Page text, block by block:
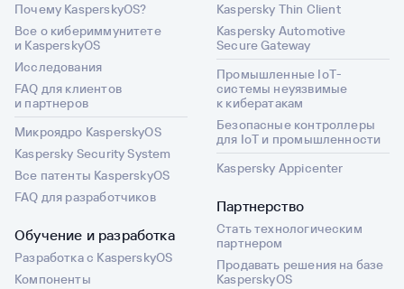
Почему KasperskyOS?
Все о кибериммунитете
и KasperskyOS
Исследования
FAQ для клиентов
и партнеров
Микроядро KasperskyOS
Kaspersky Security System
Все патенты KasperskyOS
FAQ для разработчиков
Обучение и разработка
Разработка с KasperskyOS
Компоненты
Kaspersky Thin Client
Kaspersky Automotive
Secure Gateway
Промышленные IoT-
системы неуязвимые
к кибератакам
Безопасные контроллеры
для IoT и промышленности
Kaspersky Appicenter
Партнерство
Стать технологическим
партнером
Продавать решения на базе
KasperskyOS